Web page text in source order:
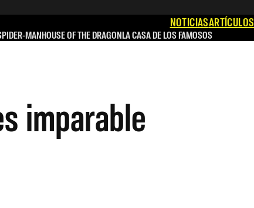
NOTICIASARTÍCULOS
MANHOUSE OF THE DRAGONLA CASA DE LOS FAMOSOS
imparable